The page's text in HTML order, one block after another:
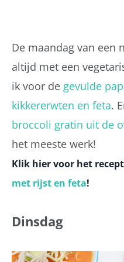
De maandag van een
altijd met een
ik voor de gevulde
kikkererwten en feta.
broccoli gratin uit de
het meeste werk!
Klik hier voor het
met rijst en feta!
Dinsdag